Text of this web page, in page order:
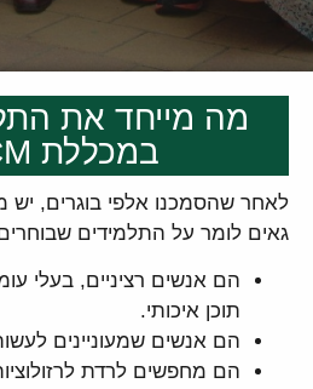
מה מייחד את
במכללת ICCM?
לאחר שהסמכנו אלפי בוגרים, יש
גאים לומר על התלמידים
הם אנשים רציניים, בעלי
תוכן איכותי.
הם אנשים שמעוניינים
הם מחפשים לרדת